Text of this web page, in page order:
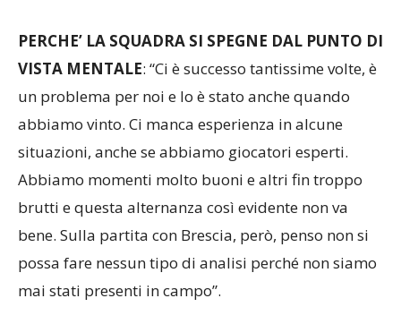
PERCHE’ LA SQUADRA SI SPEGNE DAL PUNTO DI
VISTA MENTALE: “Ci è successo tantissime volte, è
un problema per noi e lo è stato anche quando
abbiamo vinto. Ci manca esperienza in alcune
situazioni, anche se abbiamo giocatori esperti.
Abbiamo momenti molto buoni e altri fin troppo
brutti e questa alternanza così evidente non va
bene. Sulla partita con Brescia, però, penso non si
possa fare nessun tipo di analisi perché non siamo
mai stati presenti in campo”.